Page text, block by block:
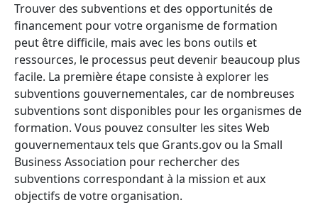
Trouver des subventions et des opportunités de
financement pour votre organisme de formation
peut être difficile, mais avec les bons outils et
ressources, le processus peut devenir beaucoup plus
facile. La première étape consiste à explorer les
subventions gouvernementales, car de nombreuses
subventions sont disponibles pour les organismes de
formation. Vous pouvez consulter les sites Web
gouvernementaux tels que Grants.gov ou la Small
Business Association pour rechercher des
subventions correspondant à la mission et aux
objectifs de votre organisation.